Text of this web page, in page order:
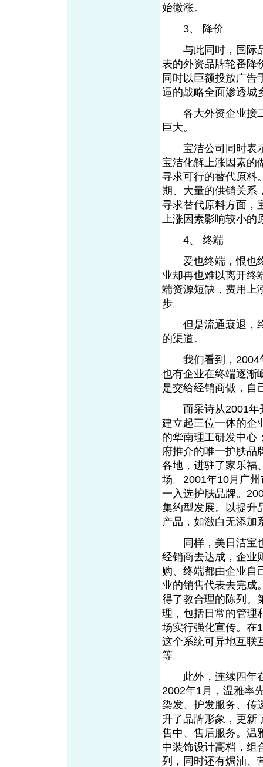
始微涨。
3、 降价
与此同时，国际品
表的外资品牌轮番降
同时以巨额投放广告
逼的战略全面渗透城
各大外资企业接二
巨大。
宝洁公司同时表示
宝洁化解上涨因素的
寻求可行的替代原料
期、大量的供销关系
寻求替代原料方面，
上涨因素影响较小
4、 终端
爱也终端，恨也终
业却再也难以离开终
端资源短缺，费用上
步。
但是流通衰退，终
的渠道。
我们看到，2004年
也有企业在终端逐渐
是交给经销商做，自
而采诗从2001年开
建立起三位一体的企
的华南理工研发中心
府推介的唯一护肤品
各地，进驻了家乐福
场。2001年10月广
一入选护肤品牌。
集约型发展。以提升
产品，如激白无添加
同样，美日洁宝也
经销商去达成，企业
购、终端都由企业自
业的销售代表去完成
得了教合理的陈列。
理，包括日常的管理
场实行强化宣传。在
这个系统可异地互联
等。
此外，连续四年在
2002年1月，温雅率
染发、护发服务、传
升了品牌形象，更新
售中、售后服务。温
中装饰设计高档，组
列，同时还有焗油、